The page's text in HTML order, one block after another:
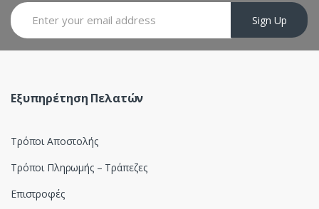
Sign Up
Εξυπηρέτηση Πελατών
Τρόποι Αποστολής
Τρόποι Πληρωμής – Τράπεζες
Επιστροφές